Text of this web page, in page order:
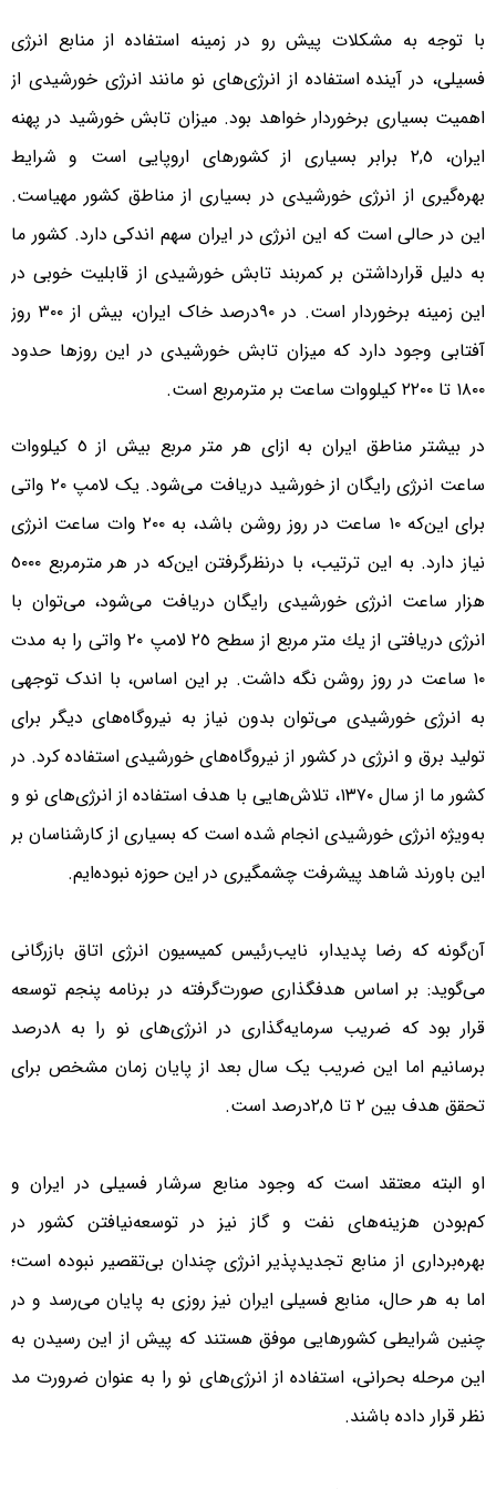
با توجه به مشکلات پیش ‌رو در زمینه استفاده از منابع انرژی
فسیلی، در آینده استفاده از انرژی‌های نو مانند انرژی خورشیدی از
اهمیت بسیاری برخوردار خواهد بود. میزان تابش خورشید در پهنه
ایران، ٢,٥ برابر بسیاری از کشورهای اروپایی است و شرایط
بهره‌گیری از انرژی خورشیدی در بسیاری از مناطق کشور مهیاست.
این در حالی است که این انرژی در ایران سهم اندکی دارد. کشور ما
به دلیل قرار‌داشتن بر کمربند تابش خورشیدی از قابلیت خوبی در
این زمینه برخوردار است. در ٩٠‌درصد خاک ایران، بیش از ٣٠٠ روز
آفتابی وجود دارد که میزان تابش خورشیدی در این روزها حدود
١٨٠٠ تا ٢٢٠٠ کیلووات ساعت بر مترمربع است.
در بیشتر مناطق ایران به ازای هر متر مربع بیش از ٥ کیلووات
ساعت انرژی رایگان از خورشید دریافت می‌شود. یک لامپ ٢٠ واتی
برای این‌که ١٠ ساعت در روز روشن باشد، به ٢٠٠ وات ساعت انرژی
نیاز دارد. به این ترتیب، با درنظرگرفتن این‌که در هر مترمربع ٥٠٠٠
هزار ساعت انرژی خورشیدی رایگان دریافت می‌شود، می‌توان با
انرژی دریافتی از يك متر مربع از سطح ٢٥ لامپ ٢٠ واتی را به مدت
١٠ ساعت در روز روشن نگه داشت. بر این اساس، با اندک توجهی
به انرژی خورشیدی می‌توان بدون نیاز به نیروگاه‌های دیگر برای
تولید برق و انرژی در کشور از نیروگاه‌های خورشیدی استفاده کرد. در
کشور ما از‌ سال ١٣٧٠، تلاش‌هایی با هدف استفاده از انرژی‌های نو و
به‌ویژه انرژی خورشیدی انجام شده است که بسیاری از کارشناسان بر
این باورند شاهد پیشرفت چشمگیری در این حوزه نبوده‌ایم.
آن‌گونه که رضا پدیدار، نایب‌رئیس کمیسیون انرژی اتاق بازرگانی
می‌گوید: بر اساس هدفگذاری صورت‌گرفته در برنامه پنجم توسعه
قرار بود که ضریب سرمایه‌گذاری در انرژی‌های نو را به ٨‌درصد
برسانیم اما این ضریب یک‌ سال بعد از پایان زمان مشخص برای
تحقق هدف بین ٢ تا ٢,٥‌درصد است.
او البته معتقد است که وجود منابع سرشار فسیلی در ایران و
کم‌بودن هزینه‌های نفت و گاز نیز در توسعه‌نیافتن کشور در
بهره‌برداری از منابع تجدیدپذیر انرژی چندان بی‌تقصیر نبوده است؛
اما به‌ هر حال، منابع فسیلی ایران نیز روزی به پایان می‌رسد و در
چنین شرایطی کشورهایی موفق هستند که پیش از این رسیدن به
این مرحله بحرانی، استفاده از انرژی‌های نو را به‌ عنوان ضرورت مد
نظر قرار داده باشند.